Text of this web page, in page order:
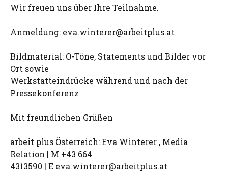
Wir freuen uns über Ihre Teilnahme.
Anmeldung: eva.winterer@arbeitplus.at
Bildmaterial: O-Töne, Statements und Bilder vor
Ort sowie
Werkstatteindrücke während und nach der
Pressekonferenz
Mit freundlichen Grüßen
arbeit plus Österreich: Eva Winterer , Media
Relation | M +43 664
4313590 | E eva.winterer@arbeitplus.at